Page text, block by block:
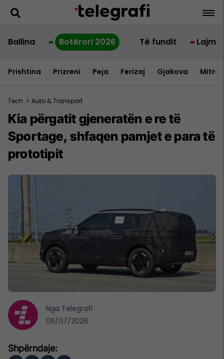
Ballina Botërori 2026 Të fundit Lajme
Prishtina Prizreni Peja Ferizaj Gjakova
Tech > Auto & Transport
Kia përgatit gjeneratën e re të
Sportage, shfaqen pamjet e para të
prototipit
Nga Telegrafi
06/07/2026